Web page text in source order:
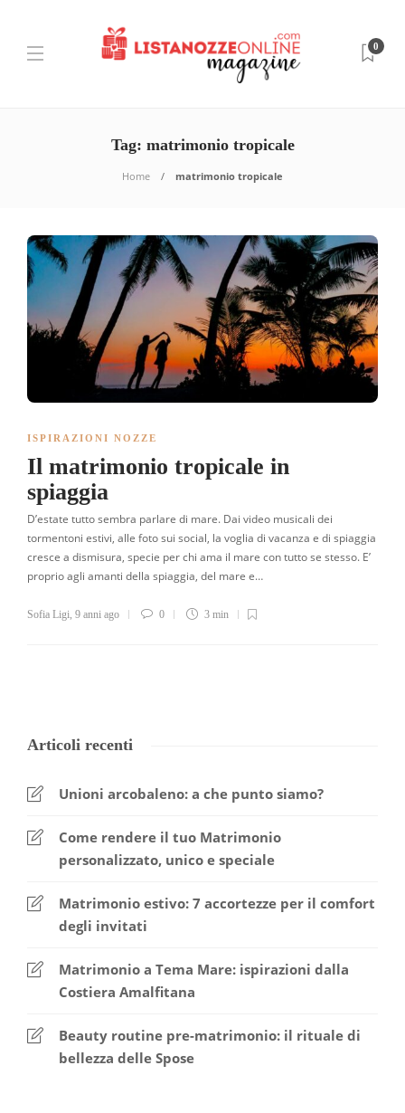
0
Tag: matrimonio tropicale
Home matrimonio tropicale
ISPIRAZIONI NOZZE
Il matrimonio tropicale in
spiaggia
D’estate tutto sembra parlare di mare. Dai video musicali dei
tormentoni estivi, alle foto sui social, la voglia di vacanza e di spiaggia
cresce a dismisura, specie per chi ama il mare con tutto se stesso. E’
proprio agli amanti della spiaggia, del mare e…
Sofia Ligi, 9 anni ago 0 3 min
Articoli recenti
Unioni arcobaleno: a che punto siamo?
Come rendere il tuo Matrimonio
personalizzato, unico e speciale
Matrimonio estivo: 7 accortezze per il comfort
degli invitati
Matrimonio a Tema Mare: ispirazioni dalla
Costiera Amalfitana
Beauty routine pre-matrimonio: il rituale di
bellezza delle Spose